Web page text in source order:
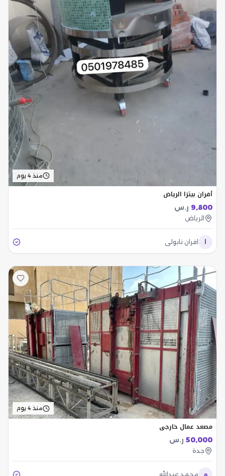
منذ 4 يوم
أفران بيتزا الرياض
9,800 ر.س
الرياض
افران نابولي
منذ 4 يوم
مصعد عمال خارجي
50,000 ر.س
جدة
م محمد عبدالله